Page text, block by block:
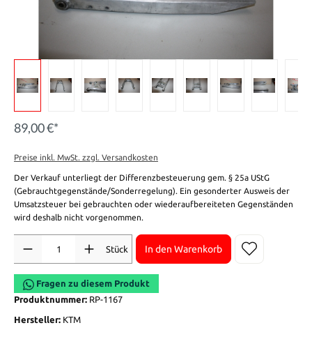
89,00 €*
Preise inkl. MwSt. zzgl. Versandkosten
Der Verkauf unterliegt der Differenzbesteuerung gem. § 25a UStG
(Gebrauchtgegenstände/Sonderregelung). Ein gesonderter Ausweis der
Umsatzsteuer bei gebrauchten oder wiederaufbereiteten Gegenständen
wird deshalb nicht vorgenommen.
Stück
In den Warenkorb
Fragen zu diesem Produkt
Produktnummer: RP-1167
Hersteller: KTM